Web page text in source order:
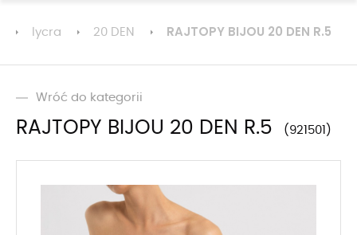
lycra 20 DEN RAJTOPY BIJOU 20 DEN R.5
Wróć do kategorii
RAJTOPY BIJOU 20 DEN R.5 921501